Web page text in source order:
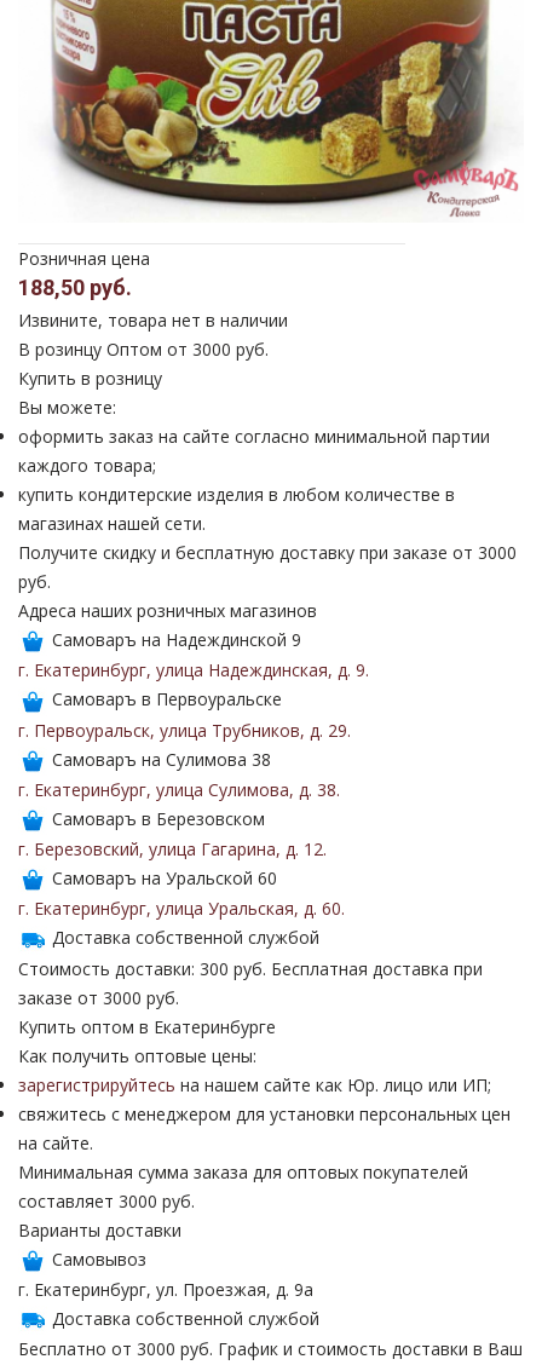
Розничная цена
188,50 руб.
Извините, товара нет в наличии
В розинцу Оптом от 3000 руб.
Купить в розницу
Вы можете:
оформить заказ на сайте согласно минимальной партии
каждого товара;
купить кондитерские изделия в любом количестве в
магазинах нашей сети.
Получите скидку и бесплатную доставку при заказе от 3000
руб.
Адреса наших розничных магазинов
Самоваръ на Надеждинской 9
г. Екатеринбург, улица Надеждинская, д. 9.
Самоваръ в Первоуральске
г. Первоуральск, улица Трубников, д. 29.
Самоваръ на Сулимова 38
г. Екатеринбург, улица Сулимова, д. 38.
Самоваръ в Березовском
г. Березовский, улица Гагарина, д. 12.
Самоваръ на Уральской 60
г. Екатеринбург, улица Уральская, д. 60.
Доставка собственной службой
Стоимость доставки: 300 руб. Бесплатная доставка при
заказе от 3000 руб.
Купить оптом в Екатеринбурге
Как получить оптовые цены:
зарегистрируйтесь на нашем сайте как Юр. лицо или ИП;
свяжитесь с менеджером для установки персональных цен
на сайте.
Минимальная сумма заказа для оптовых покупателей
составляет 3000 руб.
Варианты доставки
Самовывоз
г. Екатеринбург, ул. Проезжая, д. 9а
Доставка собственной службой
Бесплатно от 3000 руб. График и стоимость доставки в Ваш